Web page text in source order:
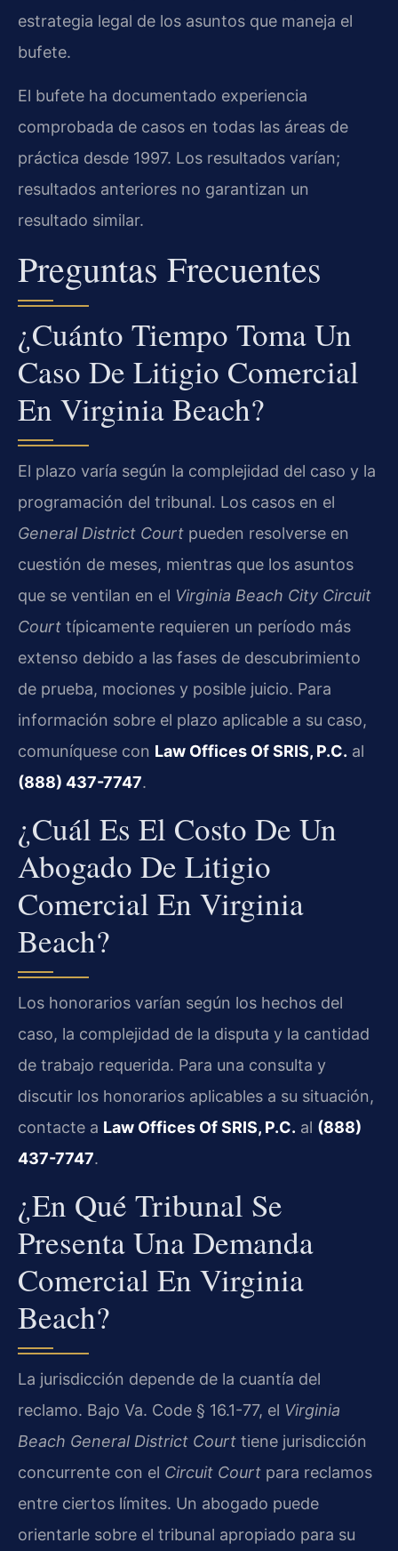
estrategia legal de los asuntos que maneja el
bufete.
El bufete ha documentado experiencia
comprobada de casos en todas las áreas de
práctica desde 1997. Los resultados varían;
resultados anteriores no garantizan un
resultado similar.
Preguntas Frecuentes
¿Cuánto Tiempo Toma Un
Caso De Litigio Comercial
En Virginia Beach?
El plazo varía según la complejidad del caso y la
programación del tribunal. Los casos en el
General District Court pueden resolverse en
cuestión de meses, mientras que los asuntos
que se ventilan en el Virginia Beach City Circuit
Court típicamente requieren un período más
extenso debido a las fases de descubrimiento
de prueba, mociones y posible juicio. Para
información sobre el plazo aplicable a su caso,
comuníquese con Law Offices Of SRIS, P.C. al
(888) 437-7747.
¿Cuál Es El Costo De Un
Abogado De Litigio
Comercial En Virginia
Beach?
Los honorarios varían según los hechos del
caso, la complejidad de la disputa y la cantidad
de trabajo requerida. Para una consulta y
discutir los honorarios aplicables a su situación,
contacte a Law Offices Of SRIS, P.C. al (888)
437-7747.
¿En Qué Tribunal Se
Presenta Una Demanda
Comercial En Virginia
Beach?
La jurisdicción depende de la cuantía del
reclamo. Bajo Va. Code § 16.1-77, el Virginia
Beach General District Court tiene jurisdicción
concurrente con el Circuit Court para reclamos
entre ciertos límites. Un abogado puede
orientarle sobre el tribunal apropiado para su